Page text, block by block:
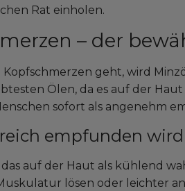
Rat einholen.
– der
geht, wird
Ölen, da es auf der
sofort als angenehm
empfunden wird
das auf der Haut als kühlend
lösen oder leichter